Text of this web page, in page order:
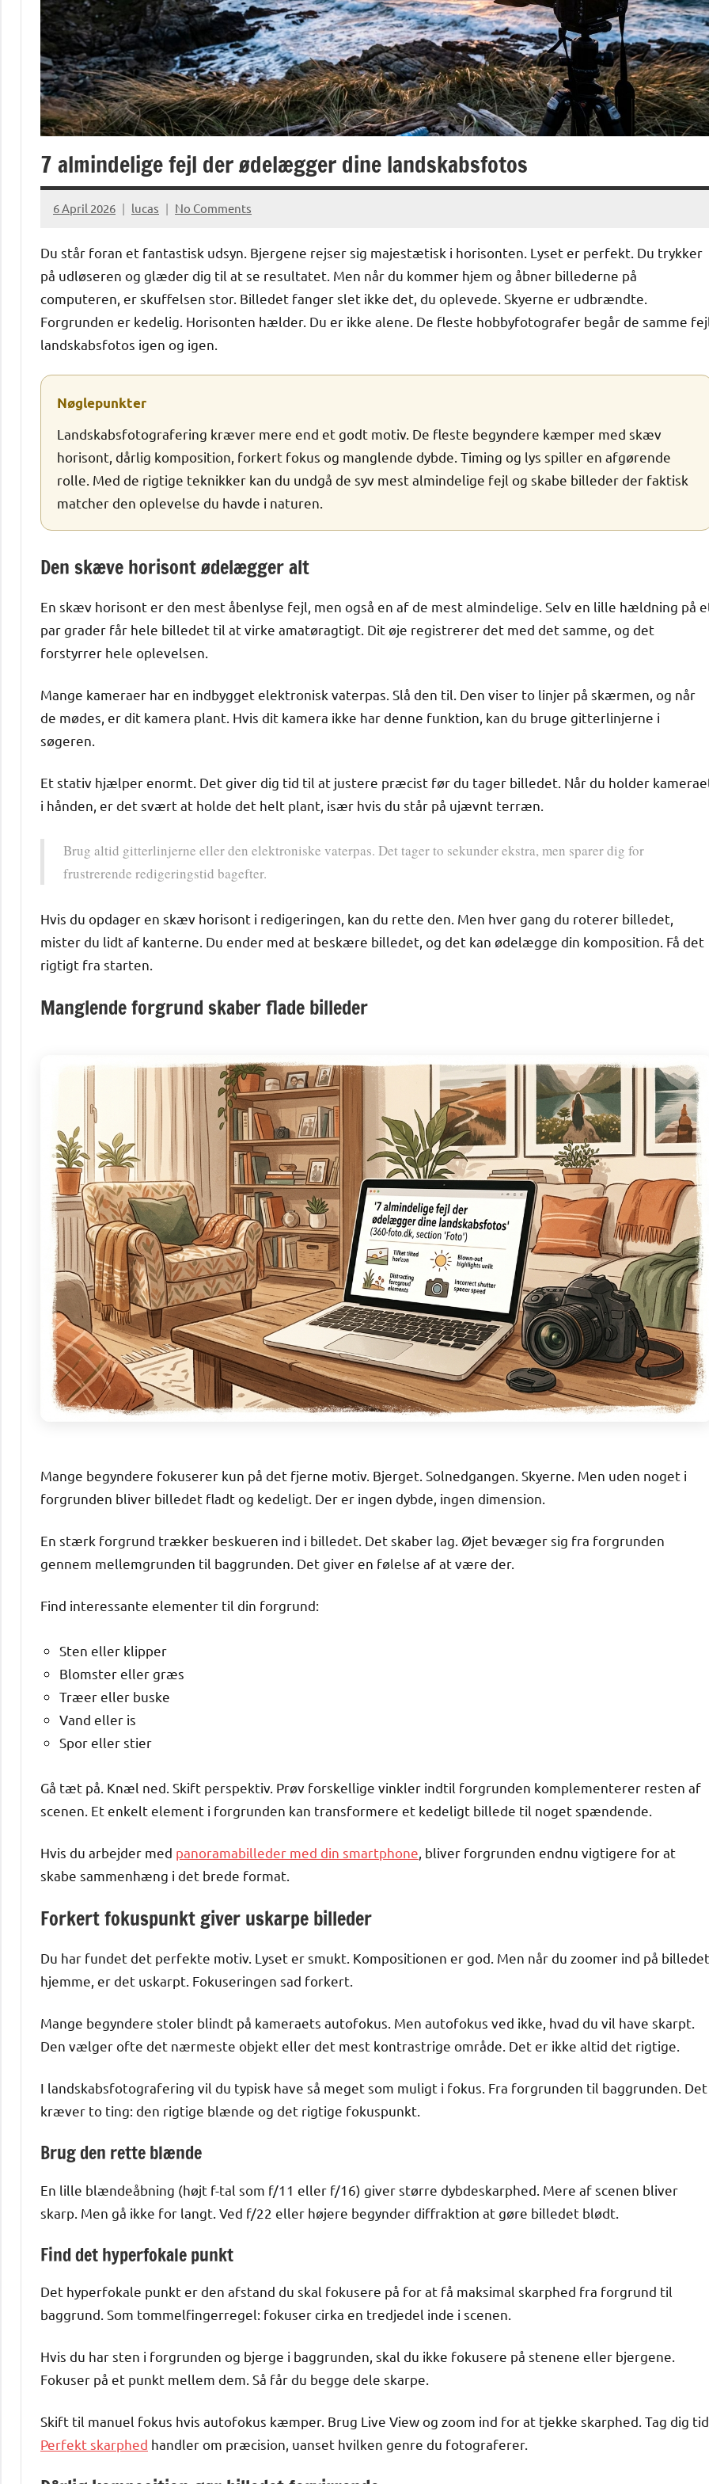
7 almindelige fejl der ødelægger dine landskabsfotos
6 April 2026 lucas No Comments
Du står foran et fantastisk udsyn. Bjergene rejser sig majestætisk i horisonten. Lyset er perfekt. Du trykker
på udløseren og glæder dig til at se resultatet. Men når du kommer hjem og åbner billederne på
computeren, er skuffelsen stor. Billedet fanger slet ikke det, du oplevede. Skyerne er udbrændte.
Forgrunden er kedelig. Horisonten hælder. Du er ikke alene. De fleste hobbyfotografer begår de samme
landskabsfotos igen og igen.
Nøglepunkter
Landskabsfotografering kræver mere end et godt motiv. De fleste begyndere kæmper med skæv
horisont, dårlig komposition, forkert fokus og manglende dybde. Timing og lys spiller en afgørende
rolle. Med de rigtige teknikker kan du undgå de syv mest almindelige fejl og skabe billeder der faktisk
matcher den oplevelse du havde i naturen.
Den skæve horisont ødelægger alt
En skæv horisont er den mest åbenlyse fejl, men også en af de mest almindelige. Selv en lille hældning på
par grader får hele billedet til at virke amatøragtigt. Dit øje registrerer det med det samme, og det
forstyrrer hele oplevelsen.
Mange kameraer har en indbygget elektronisk vaterpas. Slå den til. Den viser to linjer på skærmen, og når
de mødes, er dit kamera plant. Hvis dit kamera ikke har denne funktion, kan du bruge gitterlinjerne i
søgeren.
Et stativ hjælper enormt. Det giver dig tid til at justere præcist før du tager billedet. Når du holder
i hånden, er det svært at holde det helt plant, især hvis du står på ujævnt terræn.
Brug altid gitterlinjerne eller den elektroniske vaterpas. Det tager to sekunder ekstra, men sparer dig for
frustrerende redigeringstid bagefter.
Hvis du opdager en skæv horisont i redigeringen, kan du rette den. Men hver gang du roterer billedet,
mister du lidt af kanterne. Du ender med at beskære billedet, og det kan ødelægge din komposition. Få det
rigtigt fra starten.
Manglende forgrund skaber flade billeder
Mange begyndere fokuserer kun på det fjerne motiv. Bjerget. Solnedgangen. Skyerne. Men uden noget i
forgrunden bliver billedet fladt og kedeligt. Der er ingen dybde, ingen dimension.
En stærk forgrund trækker beskueren ind i billedet. Det skaber lag. Øjet bevæger sig fra forgrunden
gennem mellemgrunden til baggrunden. Det giver en følelse af at være der.
Find interessante elementer til din forgrund:
Sten eller klipper
Blomster eller græs
Træer eller buske
Vand eller is
Spor eller stier
Gå tæt på. Knæl ned. Skift perspektiv. Prøv forskellige vinkler indtil forgrunden komplementerer resten af
scenen. Et enkelt element i forgrunden kan transformere et kedeligt billede til noget spændende.
Hvis du arbejder med panoramabilleder med din smartphone, bliver forgrunden endnu vigtigere for at
skabe sammenhæng i det brede format.
Forkert fokuspunkt giver uskarpe billeder
Du har fundet det perfekte motiv. Lyset er smukt. Kompositionen er god. Men når du zoomer ind på billedet
hjemme, er det uskarpt. Fokuseringen sad forkert.
Mange begyndere stoler blindt på kameraets autofokus. Men autofokus ved ikke, hvad du vil have skarpt.
Den vælger ofte det nærmeste objekt eller det mest kontrastrige område. Det er ikke altid det rigtige.
I landskabsfotografering vil du typisk have så meget som muligt i fokus. Fra forgrunden til baggrunden. Det
kræver to ting: den rigtige blænde og det rigtige fokuspunkt.
Brug den rette blænde
En lille blændeåbning (højt f-tal som f/11 eller f/16) giver større dybdeskarphed. Mere af scenen bliver
skarp. Men gå ikke for langt. Ved f/22 eller højere begynder diffraktion at gøre billedet blødt.
Find det hyperfokale punkt
Det hyperfokale punkt er den afstand du skal fokusere på for at få maksimal skarphed fra forgrund til
baggrund. Som tommelfingerregel: fokuser cirka en tredjedel inde i scenen.
Hvis du har sten i forgrunden og bjerge i baggrunden, skal du ikke fokusere på stenene eller bjergene.
Fokuser på et punkt mellem dem. Så får du begge dele skarpe.
Skift til manuel fokus hvis autofokus kæmper. Brug Live View og zoom ind for at tjekke skarphed. Tag dig
Perfekt skarphed handler om præcision, uanset hvilken genre du fotograferer.